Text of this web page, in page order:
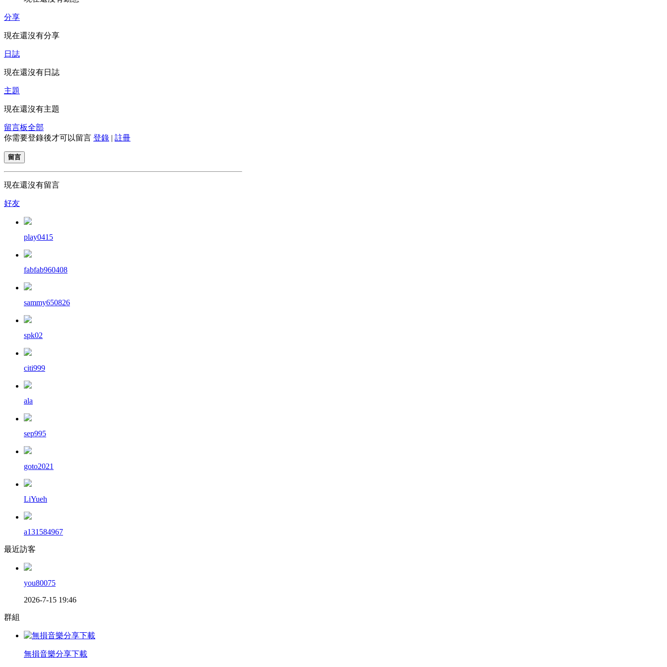
分享
現在還沒有分享
日誌
現在還沒有日誌
主題
現在還沒有主題
留言板全部
你需要登錄後才可以留言 登錄 | 註冊
留言
現在還沒有留言
好友
play0415
fabfab960408
sammy650826
spk02
citi999
ala
sep995
goto2021
LiYueh
a131584967
最近訪客
you80075
2026-7-15 19:46
群組
無損音樂分享下載